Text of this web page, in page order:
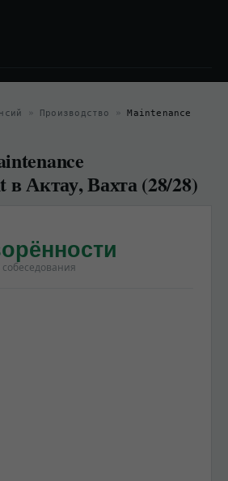
» Производство »Maintenance
в Актау, Вахта (28/28)